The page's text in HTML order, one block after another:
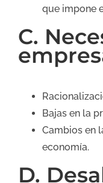
que impone
C.
Bajas en la
Cambios en
economía.
D.